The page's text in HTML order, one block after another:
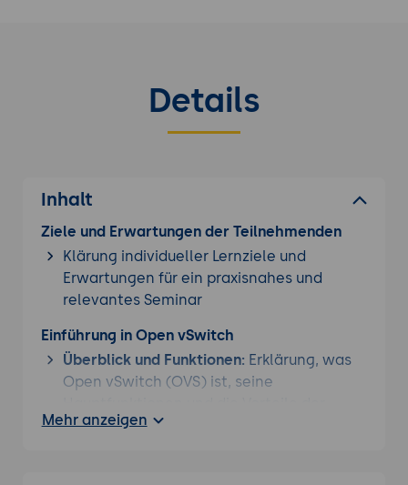
Details
Inhalt
Ziele und Erwartungen der Teilnehmenden
Klärung individueller Lernziele und
Erwartungen für ein praxisnahes und
relevantes Seminar
Einführung in Open vSwitch
Überblick und Funktionen: Erklärung, was
Open vSwitch (OVS) ist, seine
Nutzung in virtualisierten Netzwerken.
Mehr anzeigen